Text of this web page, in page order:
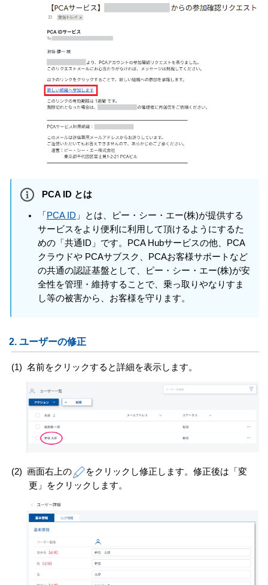
PCA ID とは
「 PCA ID 」とは、ピー・シー・エー(株)が提供する
サービスをより便利に利用して頂けるようにするた
めの「共通ID」です。PCA Hubサービスの他、PCA
クラウドや PCAサブスク、PCAお客様サポートなど
の共通の認証基盤として、ピー・シー・エー(株)が安
全性を管理・維持することで、乗っ取りやなりすま
し等の被害から、お客様を守ります。
2. ユーザーの修正
(1)名前をクリックすると詳細を表示します。
(2)画面右上の
をクリックし修正します。修正後は「変
更」をクリックします。